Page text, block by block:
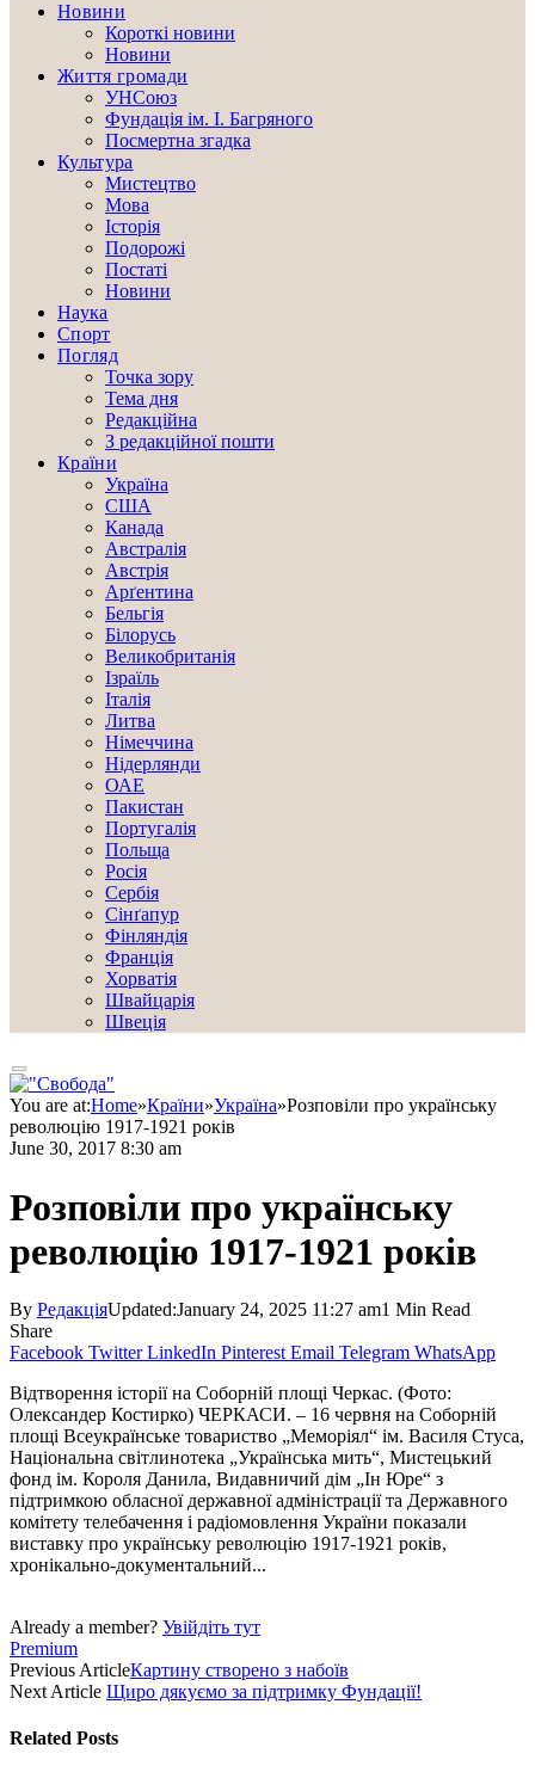
Новини
Короткі новини
Новини
Життя громади
УНСоюз
Фундація ім. І. Багряного
Посмертна згадка
Культура
Мистецтво
Мова
Історія
Подорожі
Постаті
Новини
Наука
Спорт
Погляд
Точка зору
Тема дня
Редакційна
З редакційної пошти
Країни
Україна
США
Канада
Австралія
Австрія
Арґентина
Бельгія
Білорусь
Великобританія
Ізраїль
Італія
Литва
Німеччина
Нідерлянди
ОАЕ
Пакистан
Португалія
Польща
Росія
Сербія
Сінґапур
Фінляндія
Франція
Хорватія
Швайцарія
Швеція
You are at:Home»Країни»Україна»Розповіли про українську
революцію 1917-1921 років
June 30, 2017 8:30 am
Розповіли про українську
революцію 1917-1921 років
By РедакціяUpdated:January 24, 2025 11:27 am1 Min Read
Share
Facebook Twitter LinkedIn Pinterest Email Telegram WhatsApp
Відтворення історії на Соборній площі Черкас. (Фото:
Олександер Костирко) ЧЕРКАСИ. – 16 червня на Соборній
площі Всеукраїнське товариство „Меморіял“ ім. Василя Стуса,
Національна світлинотека „Українська мить“, Мистецький
фонд ім. Короля Данила, Видавничий дім „Ін Юре“ з
підтримкою обласної державної адміністрації та Державного
комітету телебачення і радіомовлення України показали
виставку про українську революцію 1917-1921 років,
хронікально-документальний...
Already a member? Увійдіть тут
Premium
Previous ArticleКартину створено з набоїв
Next Article Щиро дякуємо за підтримку Фундації!
Related Posts